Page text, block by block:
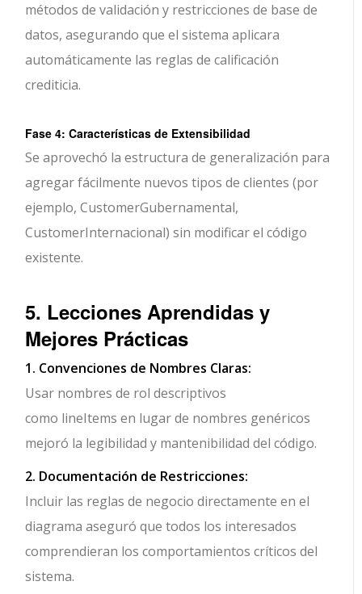
métodos de validación y restricciones de base de
datos, asegurando que el sistema aplicara
automáticamente las reglas de calificación
crediticia.
Fase 4: Características de Extensibilidad
Se aprovechó la estructura de generalización para
agregar fácilmente nuevos tipos de clientes (por
ejemplo, CustomerGubernamental,
CustomerInternacional) sin modificar el código
existente.
5. Lecciones Aprendidas y
Mejores Prácticas
1. Convenciones de Nombres Claras:
Usar nombres de rol descriptivos
como lineItems en lugar de nombres genéricos
mejoró la legibilidad y mantenibilidad del código.
2. Documentación de Restricciones:
Incluir las reglas de negocio directamente en el
diagrama aseguró que todos los interesados
comprendieran los comportamientos críticos del
sistema.